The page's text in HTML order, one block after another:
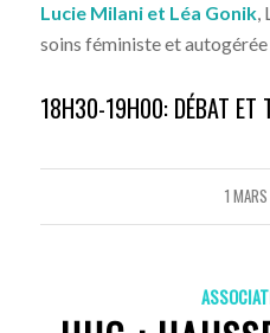
Lucie Milani et Léa Gonik,
soins féministe et autogérée
18H30-19H00: DÉBAT ET
1